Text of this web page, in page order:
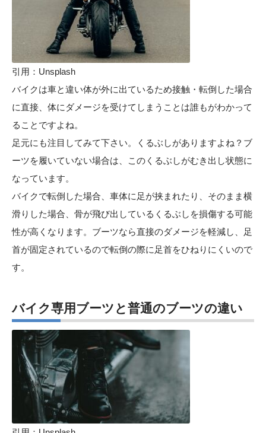
引用： Unsplash
バイクは車と違い体が外に出ているため接触・転倒した場合
に直接、体にダメージを受けてしまうことは誰もがわかって
ることですよね。
足元にも注目してみて下さい。くるぶしがありますよね？ブ
ーツを履いていない場合は、このくるぶしがむき出し状態に
なっています。
バイクで転倒した場合、車体に足が挟まれたり、そのまま横
滑りした場合、骨が飛び出しているくるぶしを損傷する可能
性が高くなります。ブーツなら直接のダメージを軽減し、足
首が固定されているので転倒の際に足首をひねりにくいので
す。
バイク専用ブーツと普通のブーツの違い